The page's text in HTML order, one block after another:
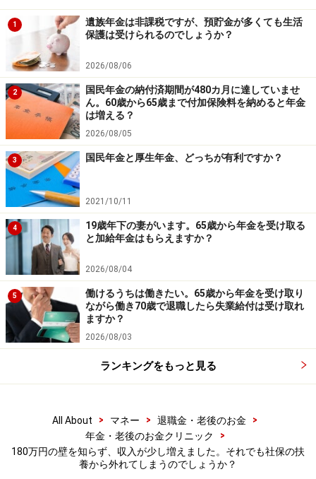
130万円の壁は10月から2年間緩和されましたが、180万
円の壁は現状のままなのでしょうか？
「みかづき」さんの夫の勤務先が所属する健康保険組合
に「いつどのような形で被扶養者認定を行うか」を確認
したうえで、「みかづき」さんの勤務先の総務部などに
「繁忙などにより一時的に収入が増えたことを証明をも
らえるか」を確認してみましょう。
もし勤務先より証明をもらうことができ、健康保険組合
に認められるようであれば、180万円を少し超えても被
扶養者のままでいられる可能性はあります。
※専門家に質問がある人は
ント欄への書き込みをお願いします。
※記事内容は執筆時点のものです。最新の内容をご確認くださ
い。
本記事の内容は一般的な情報提供を目的としており、特定の金融
商品や投資行動を推奨するものではありません。
投資や資産運用に関する最終的なご判断はご自身の責任において
が、その内容を保証するものではなく、これに基づく損失・損害
などについて当社は一切の責任を負いません。
最新の情報や詳細については、必ず各金融機関やサービス提供者
の公式情報をご確認ください。
1
遺族年金は非課税ですが、預貯金が多くても生活
保護は受けられるのでしょうか？
2026/08/06
2
国民年金の納付済期間が480カ月に達していませ
ん。60歳から65歳まで付加保険料を納めると年金
は増える？
2026/08/05
3 国民年金と厚生年金、どっちが有利ですか？
2021/10/11
4
19歳年下の妻がいます。65歳から年金を受け取る
と加給年金はもらえますか？
2026/08/04
5
働けるうちは働きたい。65歳から年金を受け取り
ながら働き70歳で退職したら失業給付は受け取れ
ますか？
2026/08/03
ランキングをもっと見る
All About > マネー > 退職金・老後のお金
>
年金・老後のお金クリニック
>
180万円の壁を知らず、収入が少し増えました。それでも社保の扶
養から外れてしまうのでしょうか？